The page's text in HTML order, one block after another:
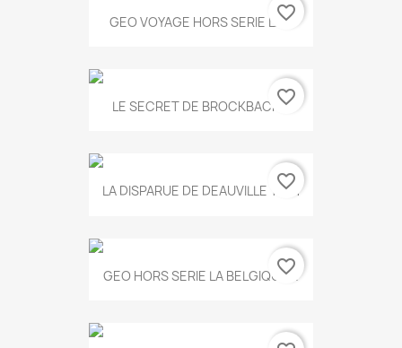
GEO VOYAGE HORS SERIE LA...
favorite_border
LE SECRET DE BROCKBACK...
favorite_border
LA DISPARUE DE DEAUVILLE T.551
favorite_border
GEO HORS SERIE LA BELGIQUE...
favorite_border